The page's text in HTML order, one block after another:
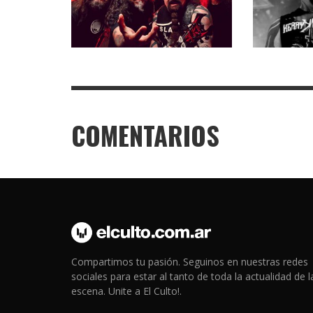
COMENTARIOS
Compartimos tu pasión. Seguinos en nuestras redes
sociales para estar al tanto de toda la actualidad de
escena. Unite a El Culto!.